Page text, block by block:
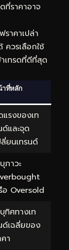
ที่ราคาอาจ
าคาเปล่า
ควรเลือกใช้
เทรดที่ดีที่สุด
ที่หลัก
แรงของเท
ด์และจุด
ลี่ยนเทรนด์
ภาวะ
อ Oversold
บุทิศทางเท
ด์เฉลี่ยของ
า